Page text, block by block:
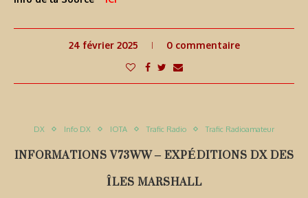
24 février 2025 0 commentaire
DX Info DX IOTA Trafic Radio Trafic Radioamateur
INFORMATIONS V73WW – EXPÉDITIONS DX DES
ÎLES MARSHALL